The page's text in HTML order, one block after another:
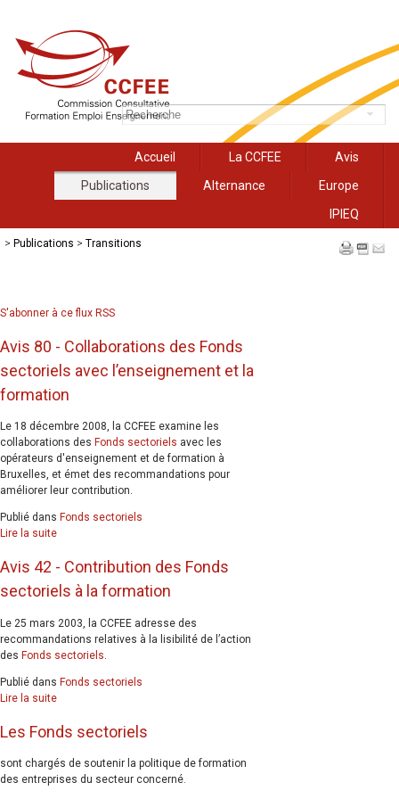
Accueil La CCFEE
Avis
Publications
Alternance
Europe
IPIEQ
> Publications > Transitions
S'abonner à ce flux RSS
Avis 80 - Collaborations des Fonds
sectoriels avec l’enseignement et la
formation
Le 18 décembre 2008, la CCFEE examine les
collaborations des Fonds sectoriels avec les
opérateurs d'enseignement et de formation à
Bruxelles, et émet des recommandations pour
améliorer leur contribution.
Publié dans Fonds sectoriels
Lire la suite
Avis 42 - Contribution des Fonds
sectoriels à la formation
Le 25 mars 2003, la CCFEE adresse des
recommandations relatives à la lisibilité de l’action
des Fonds sectoriels.
Publié dans Fonds sectoriels
Lire la suite
Les Fonds sectoriels
sont chargés de soutenir la politique de formation
des entreprises du secteur concerné.